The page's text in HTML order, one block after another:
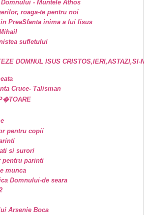
- Muntele Athos
roaga-te pentru noi
PreaSfanta inima a lui Iisus
sufletului
DOMNUL ISUS CRISTOS,IERI,ASTAZI,SI-
Cruce- Talisman
pentru copii
si surori
pentru parinti
munca
Domnului-de seara
Arsenie Boca